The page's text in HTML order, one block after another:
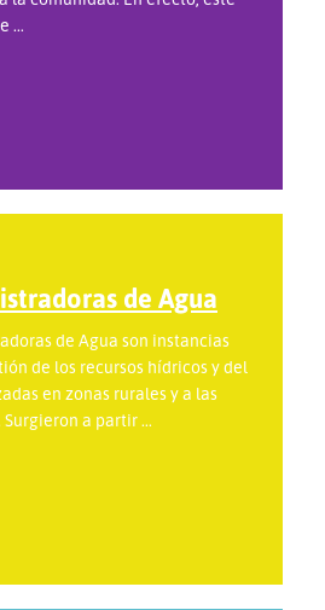
...
de Agua
de Agua son instancias
de los recursos hídricos y del
en zonas rurales y a las
a partir ...